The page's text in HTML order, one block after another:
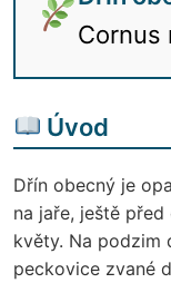
Cornus
Úvod
Dřín obecný je
na jaře, ještě
květy. Na podzim
peckovice zvané